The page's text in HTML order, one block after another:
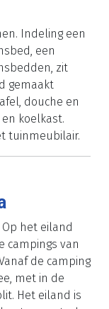
Indeling een
een
zit
gemaakt
douche en
koelkast.
tuinmeubilair.